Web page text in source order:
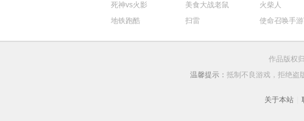
死神vs火影
美食大战老鼠 火柴人
地铁跑酷
扫雷 使命召唤手
作品版权
温馨提示： 抵制不良游戏，拒绝盗
关于本站